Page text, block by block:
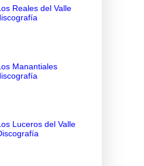
Reales del Valle
Manantiales
Luceros del Valle